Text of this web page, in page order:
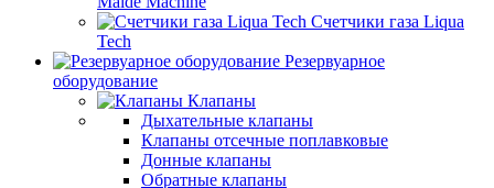
Счетчики газа Liqua
Tech
Резервуарное
оборудование
Клапаны
Дыхательные клапаны
Клапаны отсечные поплавковые
Донные клапаны
Обратные клапаны